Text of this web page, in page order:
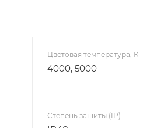
Цветовая температура, К
4000, 5000
Степень защиты (IP)